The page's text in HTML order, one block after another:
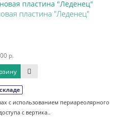
пластина "Леденец"
р.
с использованием периареолярного
с вертика..